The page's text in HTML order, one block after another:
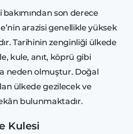
son derece
arazisi genellikle yüksek
Tarihinin zenginliği ülkede
kule, anıt, köprü gibi
neden olmuştur. Doğal
ülkede gezilecek ve
bulunmaktadır.
Kulesi